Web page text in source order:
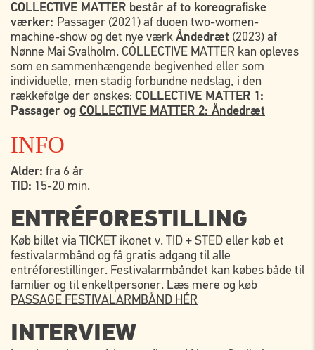
COLLECTIVE MATTER består af to koreografiske
værker: Passager (2021) af duoen two-women-
machine-show og det nye værk Åndedræt (2023) af
Nønne Mai Svalholm. COLLECTIVE MATTER kan opleves
som en sammenhængende begivenhed eller som
individuelle, men stadig forbundne nedslag, i den
rækkefølge der ønskes: COLLECTIVE MATTER 1:
Passager og COLLECTIVE MATTER 2: Åndedræt
INFO
Alder: fra 6 år
TID: 15-20 min.
ENTRÉFORESTILLING
Køb billet via TICKET ikonet v. TID + STED eller køb et
festivalarmbånd og få gratis adgang til alle
entréforestillinger. Festivalarmbåndet kan købes både til
familier og til enkeltpersoner. Læs mere og køb
PASSAGE FESTIVALARMBÅND HÉR
INTERVIEW